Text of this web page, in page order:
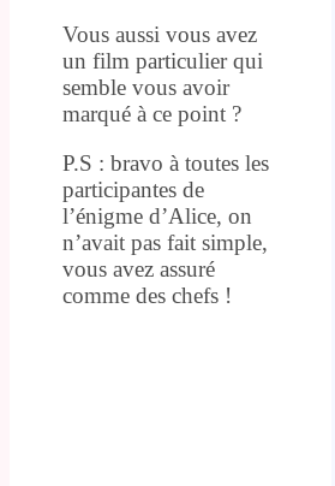
Vous aussi vous avez
un film particulier qui
semble vous avoir
marqué à ce point ?
P.S : bravo à toutes les
participantes de
l’énigme d’Alice, on
n’avait pas fait simple,
vous avez assuré
comme des chefs !